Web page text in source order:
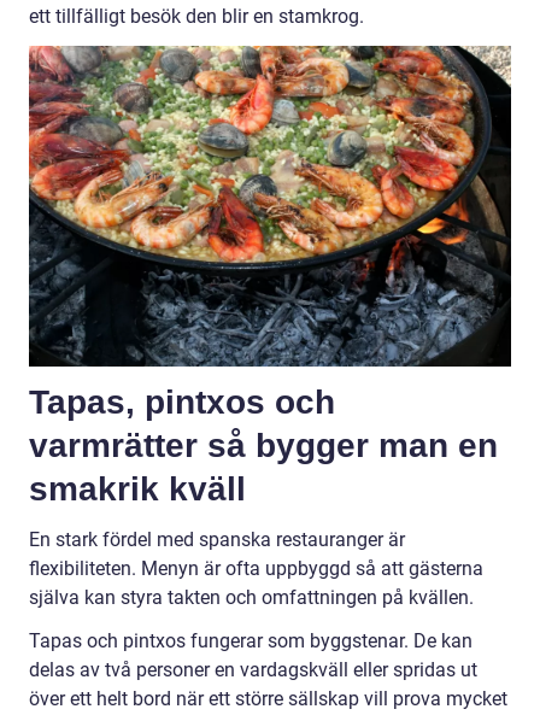
ett tillfälligt besök den blir en stamkrog.
Tapas, pintxos och
varmrätter så bygger man en
smakrik kväll
En stark fördel med spanska restauranger är
flexibiliteten. Menyn är ofta uppbyggd så att gästerna
själva kan styra takten och omfattningen på kvällen.
Tapas och pintxos fungerar som byggstenar. De kan
delas av två personer en vardagskväll eller spridas ut
över ett helt bord när ett större sällskap vill prova mycket